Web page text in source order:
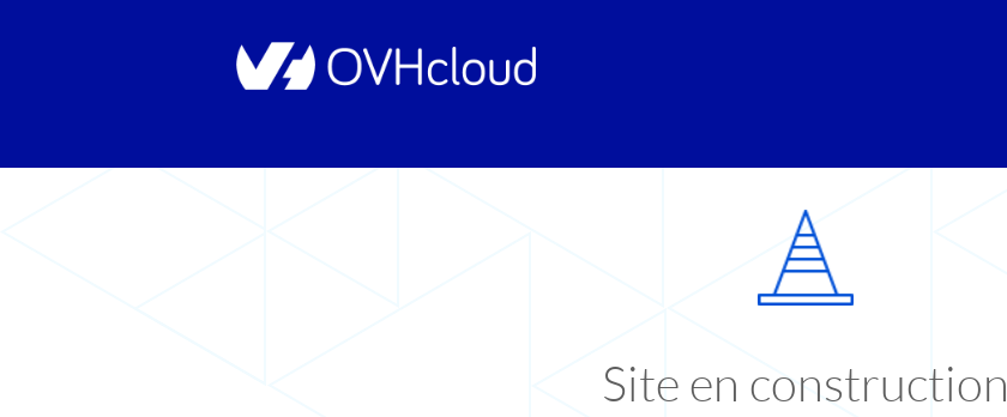
Site en construction